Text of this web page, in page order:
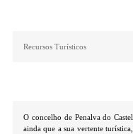
Recursos Turísticos
O concelho de Penalva do
ainda que a sua vertente